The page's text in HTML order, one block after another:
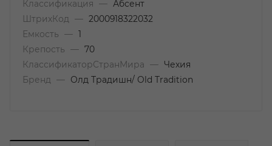
Классификация —
Абсент
ШтрихКод
— 2000918322032
Емкость
— 1
Крепость
— 70
КлассификаторСтранМира
—
Чехия
Бренд
— Олд Традишн/ Old Tradition